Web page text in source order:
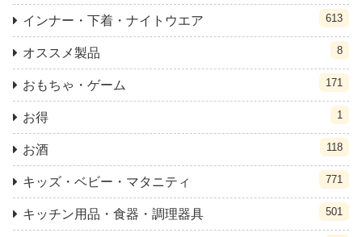
インナー・下着・ナイトウエア 613
オススメ製品 8
おもちゃ・ゲーム 171
お得 1
お酒 118
キッズ・ベビー・マタニティ 771
キッチン用品・食器・調理器具 501